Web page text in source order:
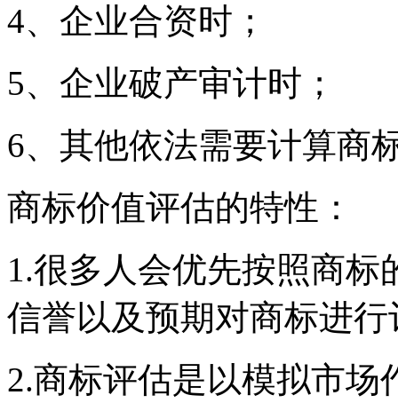
4、企业合资时；
5、企业破产审计时；
6、其他依法需要计算商
商标价值评估的特性：
1.很多人会优先按照商
信誉以及预期对商标进行
2.商标评估是以模拟市